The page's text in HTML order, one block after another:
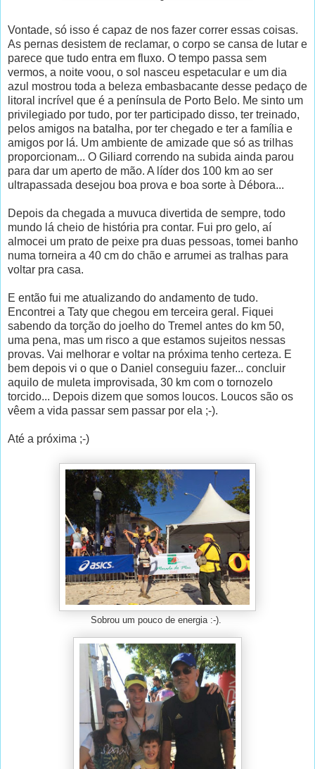
Vontade, só isso é capaz de nos fazer correr essas coisas.
As pernas desistem de reclamar, o corpo se cansa de lutar e
parece que tudo entra em fluxo. O tempo passa sem
vermos, a noite voou, o sol nasceu espetacular e um dia
azul mostrou toda a beleza embasbacante desse pedaço de
litoral incrível que é a península de Porto Belo. Me sinto um
privilegiado por tudo, por ter participado disso, ter treinado,
pelos amigos na batalha, por ter chegado e ter a família e
amigos por lá. Um ambiente de amizade que só as trilhas
proporcionam... O Giliard correndo na subida ainda parou
para dar um aperto de mão. A líder dos 100 km ao ser
ultrapassada desejou boa prova e boa sorte à Débora...
Depois da chegada a muvuca divertida de sempre, todo
mundo lá cheio de história pra contar. Fui pro gelo, aí
almocei um prato de peixe pra duas pessoas, tomei banho
numa torneira a 40 cm do chão e arrumei as tralhas para
voltar pra casa.
E então fui me atualizando do andamento de tudo.
Encontrei a Taty que chegou em terceira geral. Fiquei
sabendo da torção do joelho do Tremel antes do km 50,
uma pena, mas um risco a que estamos sujeitos nessas
provas. Vai melhorar e voltar na próxima tenho certeza. E
bem depois vi o que o Daniel conseguiu fazer... concluir
aquilo de muleta improvisada, 30 km com o tornozelo
torcido... Depois dizem que somos loucos. Loucos são os
vêem a vida passar sem passar por ela ;-).
Até a próxima ;-)
Sobrou um pouco de energia :-).